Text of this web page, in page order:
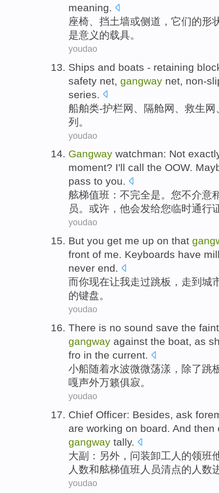
meaning.
座椅、 挡土墙或侧道 ，它们的形
是意义的载具。
youdao
Ships and boats - retaining
safety net, gangway net non-
series
船舶类-护栏网 、隔舱网、 救生网
列 。
youdao
Gangway watchman: Not
moment? I'll call the OOW.
pass to you.
舷梯值班： 不完全是。 您不介意
员。 或许 ， 他会发给您临时通行
youdao
But you get me up on that
front of me. Keyboards have
never end.
而你现在让我走过跳板 ，走到城
的键盘。
youdao
There is no sound save the faint
gangway against the boat, as
fro in the current.
小船随着水波微微荡漾，除了跳
嘎声外万籁俱寂。
youdao
Chief Officer: Besides, ask
are working on board. And then
gangway tally.
大副
： 另外 ， 问装卸工人的领班
人数和舷梯值班人员清点的人数
youdao